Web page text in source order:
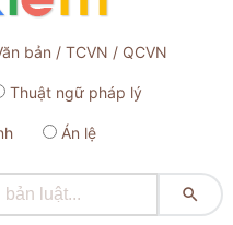
bản / TCVN / QCVN
Thuật ngữ pháp lý
Án lệ
